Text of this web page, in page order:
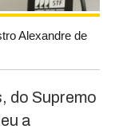
Alexandre de
do Supremo
a